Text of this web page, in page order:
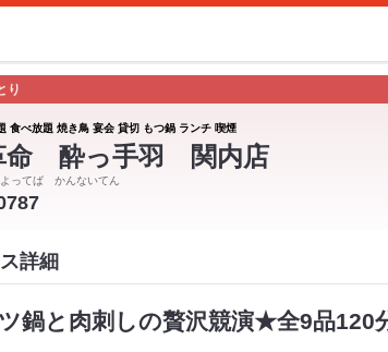
り
食べ放題 焼き鳥 宴会 貸切 もつ鍋 ランチ 喫煙
命 酔っ手羽 関内店
ってば かんないてん
詳細
ツ鍋と肉刺しの贅沢競演★全9品